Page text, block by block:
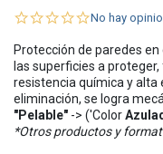
No hay
Protección de paredes
las superficies a
resistencia química y alta
eliminación, se logra
"Pelable" -> ('Color
*Otros productos y